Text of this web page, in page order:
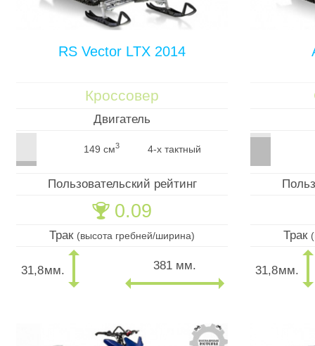
RS Vector LTX 2014
Кроссовер
Двигатель
149 см3 4-х тактный
Пользовательский рейтинг
🏆 0.09
Трак (высота гребней/ширина)
31,8мм. 381 мм.
Трак
31,8мм.